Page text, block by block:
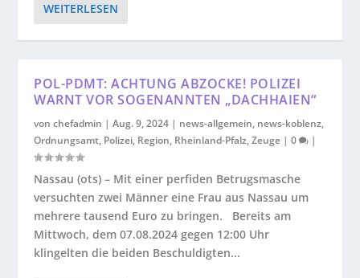
WEITERLESEN
POL-PDMT: ACHTUNG ABZOCKE! POLIZEI
WARNT VOR SOGENANNTEN „DACHHAIEN“
vonchefadmin |Aug. 9, 2024 | news-allgemein, news-koblenz,
Ordnungsamt, Polizei, Region, Rheinland-Pfalz,Zeuge |0 |
Nassau (ots) – Mit einer perfiden Betrugsmasche
versuchten zwei Männer eine Frau aus Nassau um
mehrere tausend Euro zu bringen. Bereits am
Mittwoch, dem 07.08.2024 gegen 12:00 Uhr
klingelten die beiden Beschuldigten...